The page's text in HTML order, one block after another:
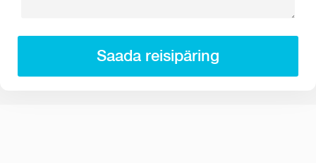
Saada reisipäring